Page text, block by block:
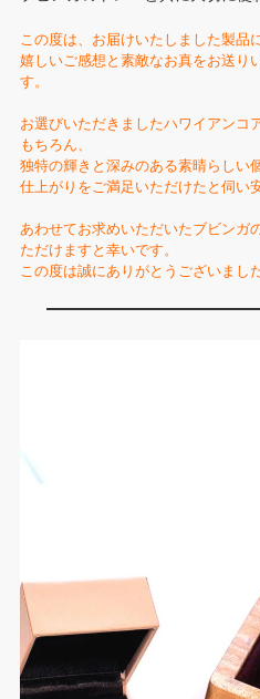
この度は、お届けいたしました製品
嬉しいご感想と素敵なお真をお送り
す。
お選びいただきましたハワイアンコ
もちろん、
独特の輝きと深みのある素晴らしい
仕上がりをご満足いただけたと伺い
あわせてお求めいただいたブビンガ
ただけますと幸いです。
この度は誠にありがとうございました